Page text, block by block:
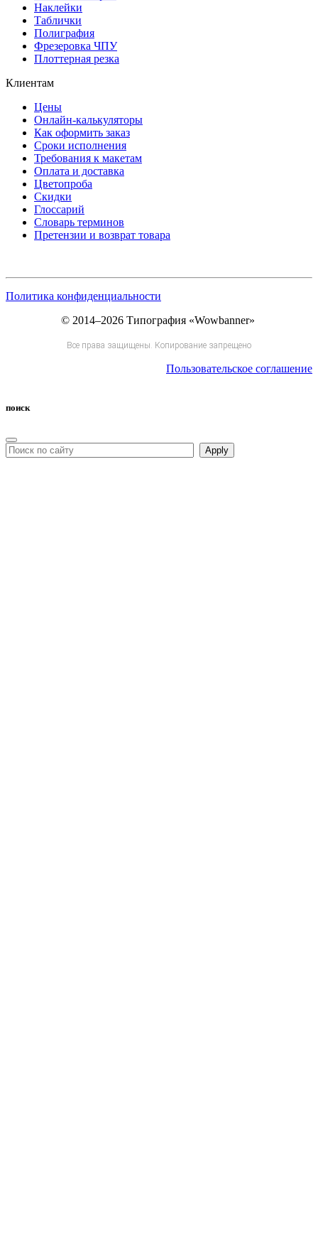
Наклейки
Таблички
Полиграфия
Фрезеровка ЧПУ
Плоттерная резка
Клиентам
Цены
Онлайн-калькуляторы
Как оформить заказ
Сроки исполнения
Требования к макетам
Оплата и доставка
Цветопроба
Скидки
Глоссарий
Словарь терминов
Претензии и возврат товара
Политика конфиденциальности
© 2014–2026 Типография «Wowbanner»
Все права защищены. Копирование запрещено
Пользовательское соглашение
поиск